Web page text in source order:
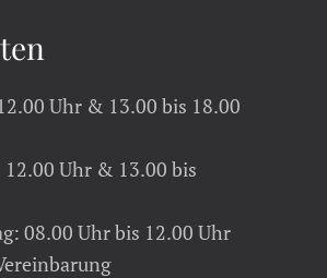
Uhr & 13.00 bis 18.00
Uhr & 13.00 bis
08.00 Uhr bis 12.00 Uhr